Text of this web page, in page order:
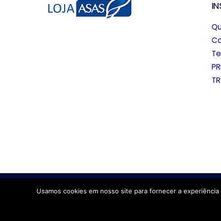
Usamos cookies em nosso site para fornecer a